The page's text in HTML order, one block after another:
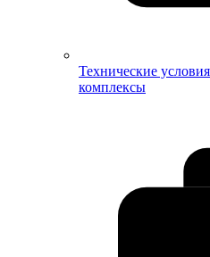
Технические
комплексы